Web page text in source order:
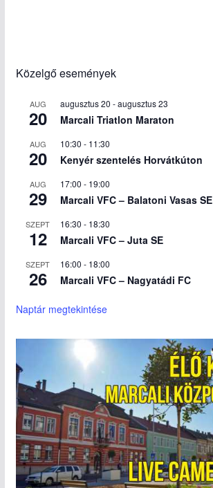
Közelgő események
AUG
20
augusztus 20 -augusztus 23
Marcali Triatlon Maraton
AUG
20
10:30 - 11:30
Kenyér szentelés Horvátkúton
AUG
29
17:00 - 19:00
Marcali VFC – Balatoni Vasas SE
SZEPT
12
16:30 - 18:30
Marcali VFC – Juta SE
SZEPT
26
16:00 - 18:00
Marcali VFC – Nagyatádi FC
Naptár megtekintése